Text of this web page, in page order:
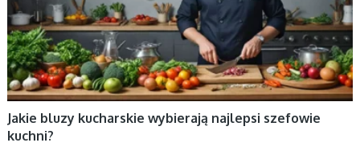
Jakie bluzy kucharskie wybierają najlepsi szefowie
kuchni?